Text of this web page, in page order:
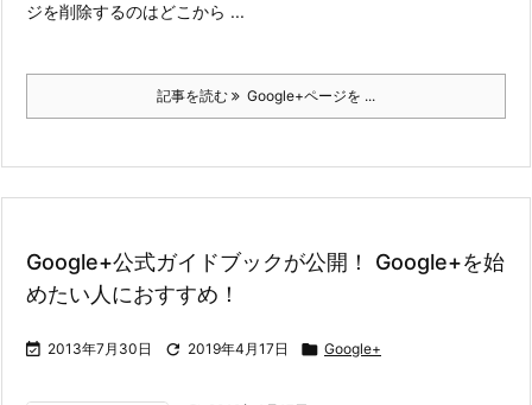
ジを削除するのはどこから ...
記事を読む Google+ページを ...
Google+公式ガイドブックが公開！ Google+を始
めたい人におすすめ！
 2013年7月30日  2019年4月17日  Google+